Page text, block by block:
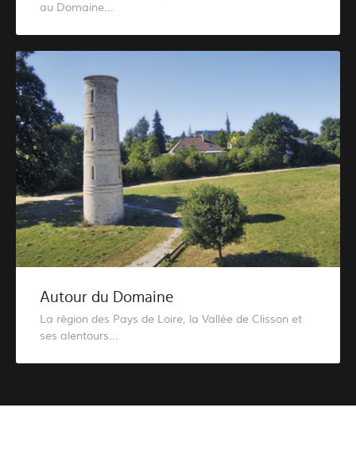
au Domaine...
Autour du Domaine
La région des Pays de Loire, la Vallée de Clisson et
ses alentours...